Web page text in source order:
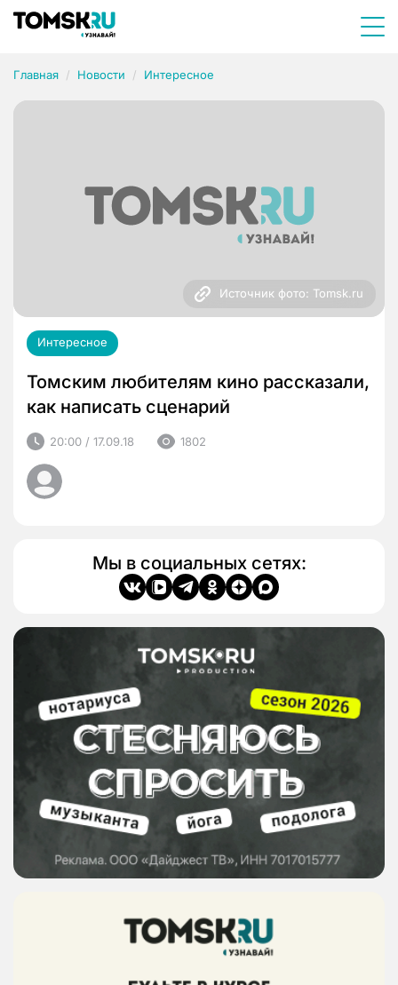
Главная Новости Интересное
Источник фото: Tomsk.ru
Интересное
Томским любителям кино рассказали,
как написать сценарий
20:00 / 17.09.18 1802
Мы в социальных сетях: